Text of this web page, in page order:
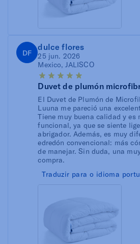
DF
dulce flores
25 jun. 2026
Mexico, JALISCO
Duvet de plumón
El Duvet de Plumón de
Luuna me pareció una
Tiene muy buena calidad y es
funcional, ya que se siente
abrigador. Además, es muy
edredón convencional: más
de manejar. Sin duda, una
compra.
Traduzir para o idioma